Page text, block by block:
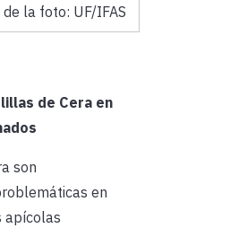
la foto: UF/IFAS
de Cera en
son
en
apícolas